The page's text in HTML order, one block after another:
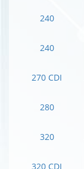
240
240
270 CDI
280
320
320 CDI